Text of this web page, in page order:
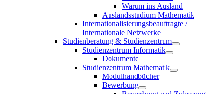
Warum ins Ausland
Auslandsstudium Mathematik
Internationalisierungsbeauftragte /
Internationale Netzwerke
Studienberatung & Studienzentrum
Studienzentrum Informatik
Dokumente
Studienzentrum Mathematik
Modulhandbücher
Bewerbung